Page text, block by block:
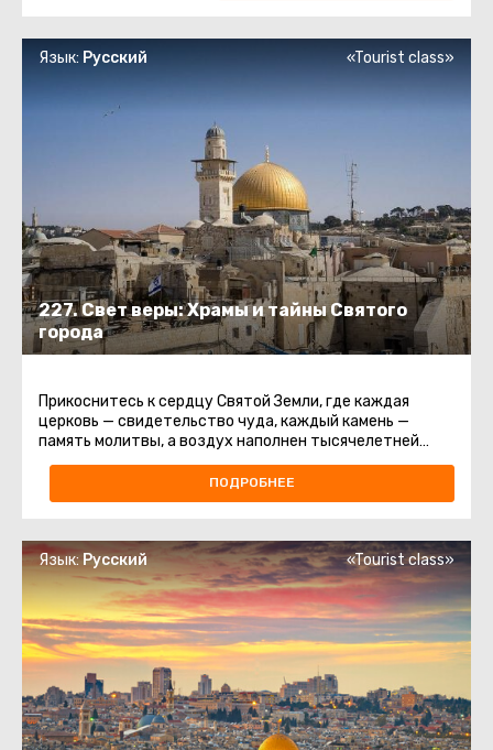
227. Свет веры: Храмы и тайны Святого
города
Язык: Русский «Tourist class»
Прикоснитесь к сердцу Святой Земли, где каждая
церковь — свидетельство чуда, каждый камень —
память молитвы, а воздух наполнен тысячелетней
святостью.Эта экскурсия ...
ПОДРОБНЕЕ
Язык:Русский «Tourist class»